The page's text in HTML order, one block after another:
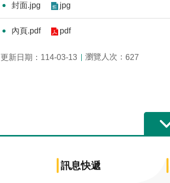
封面.jpg jpg
內頁.pdf pdf
更新日期：114-03-13 瀏覽人次： 627
訊息快遞